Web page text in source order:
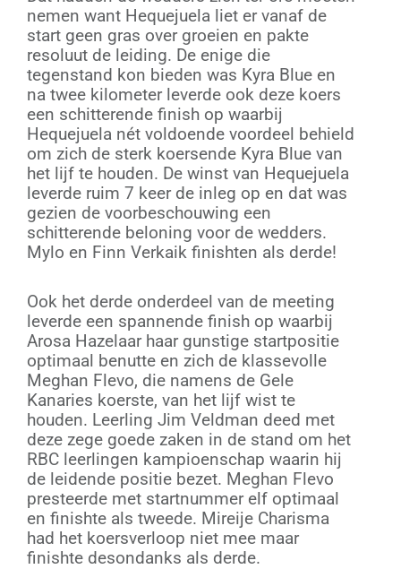
nemen want Hequejuela liet er vanaf de
start geen gras over groeien en pakte
resoluut de leiding. De enige die
tegenstand kon bieden was Kyra Blue en
na twee kilometer leverde ook deze koers
een schitterende finish op waarbij
Hequejuela nét voldoende voordeel behield
om zich de sterk koersende Kyra Blue van
het lijf te houden. De winst van Hequejuela
leverde ruim 7 keer de inleg op en dat was
gezien de voorbeschouwing een
schitterende beloning voor de wedders.
Mylo en Finn Verkaik finishten als derde!
Ook het derde onderdeel van de meeting
leverde een spannende finish op waarbij
Arosa Hazelaar haar gunstige startpositie
optimaal benutte en zich de klassevolle
Meghan Flevo, die namens de Gele
Kanaries koerste, van het lijf wist te
houden. Leerling Jim Veldman deed met
deze zege goede zaken in de stand om het
RBC leerlingen kampioenschap waarin hij
de leidende positie bezet. Meghan Flevo
presteerde met startnummer elf optimaal
en finishte als tweede. Mireije Charisma
had het koersverloop niet mee maar
finishte desondanks als derde.